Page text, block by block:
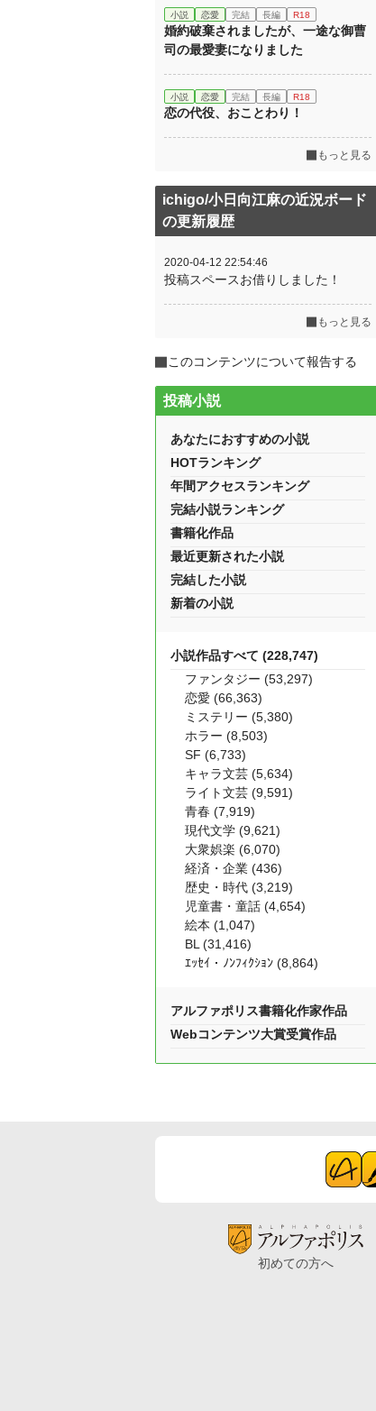
小説 恋愛 完結 長編 R18
婚約破棄されましたが、一途な御曹
司の最愛妻になりました
小説 恋愛 完結 長編 R18
恋の代役、おことわり！
もっと見る
ichigo/小日向江麻の近況ボード
の更新履歴
2020-04-12 22:54:46
投稿スペースお借りしました！
もっと見る
このコンテンツについて報告する
投稿小説
あなたにおすすめの小説
HOTランキング
年間アクセスランキング
完結小説ランキング
書籍化作品
最近更新された小説
完結した小説
新着の小説
小説作品すべて (228,747)
ファンタジー (53,297)
恋愛 (66,363)
ミステリー (5,380)
ホラー (8,503)
SF (6,733)
キャラ文芸 (5,634)
ライト文芸 (9,591)
青春 (7,919)
現代文学 (9,621)
大衆娯楽 (6,070)
経済・企業 (436)
歴史・時代 (3,219)
児童書・童話 (4,654)
絵本 (1,047)
BL (31,416)
ｴｯｾｲ・ﾉﾝﾌｨｸｼｮﾝ (8,864)
アルファポリス書籍化作家作品
Webコンテンツ大賞受賞作品
初めての方へ